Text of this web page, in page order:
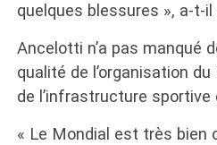
quelques blessures », a-t-il
Ancelotti n’a pas manqué
qualité de l’organisation
de l’infrastructure sportive
« Le Mondial est très bien